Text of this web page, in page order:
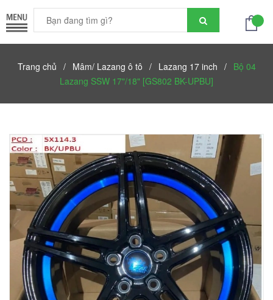
Trang chủ / Mâm/ Lazang ô tô / Lazang 17 inch / Bộ 04
Lazang SSW 17"/18" [GS802 BK-UPBU]